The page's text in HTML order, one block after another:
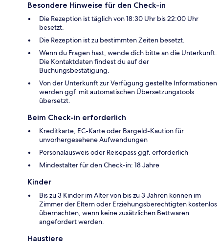
Besondere Hinweise für den Check-in
Die Rezeption ist täglich von 18:30 Uhr bis 22:00 Uhr
besetzt.
Die Rezeption ist zu bestimmten Zeiten besetzt.
Wenn du Fragen hast, wende dich bitte an die Unterkunft.
Die Kontaktdaten findest du auf der
Buchungsbestätigung.
Von der Unterkunft zur Verfügung gestellte Informationen
werden ggf. mit automatischen Übersetzungstools
übersetzt.
Beim Check-in erforderlich
Kreditkarte, EC-Karte oder Bargeld-Kaution für
unvorhergesehene Aufwendungen
Personalausweis oder Reisepass ggf. erforderlich
Mindestalter für den Check-in: 18 Jahre
Kinder
Bis zu 3 Kinder im Alter von bis zu 3 Jahren können im
Zimmer der Eltern oder Erziehungsberechtigten kostenlos
übernachten, wenn keine zusätzlichen Bettwaren
angefordert werden.
Haustiere